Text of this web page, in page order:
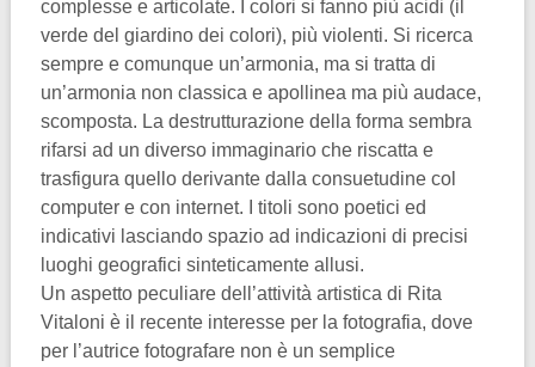
complesse e articolate. I colori si fanno più acidi (il
verde del giardino dei colori), più violenti. Si ricerca
sempre e comunque un’armonia, ma si tratta di
un’armonia non classica e apollinea ma più audace,
scomposta. La destrutturazione della forma sembra
rifarsi ad un diverso immaginario che riscatta e
trasfigura quello derivante dalla consuetudine col
computer e con internet. I titoli sono poetici ed
indicativi lasciando spazio ad indicazioni di precisi
luoghi geografici sinteticamente allusi.
Un aspetto peculiare dell’attività artistica di Rita
Vitaloni è il recente interesse per la fotografia, dove
per l’autrice fotografare non è un semplice